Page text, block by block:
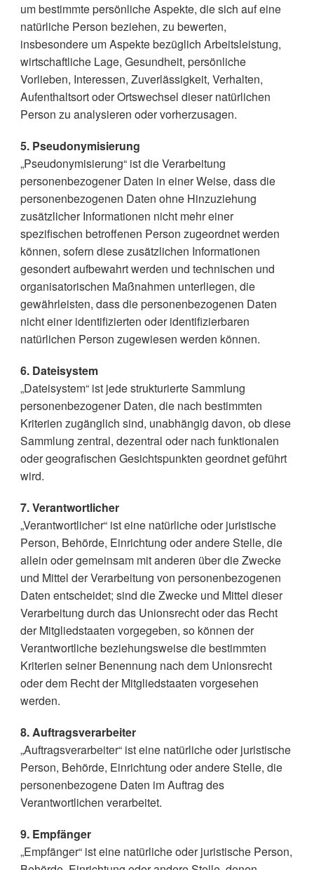
um bestimmte persönliche Aspekte, die sich auf eine
natürliche Person beziehen, zu bewerten,
insbesondere um Aspekte bezüglich Arbeitsleistung,
wirtschaftliche Lage, Gesundheit, persönliche
Vorlieben, Interessen, Zuverlässigkeit, Verhalten,
Aufenthaltsort oder Ortswechsel dieser natürlichen
Person zu analysieren oder vorherzusagen.
5. Pseudonymisierung
„Pseudonymisierung“ ist die Verarbeitung
personenbezogener Daten in einer Weise, dass die
personenbezogenen Daten ohne Hinzuziehung
zusätzlicher Informationen nicht mehr einer
spezifischen betroffenen Person zugeordnet werden
können, sofern diese zusätzlichen Informationen
gesondert aufbewahrt werden und technischen und
organisatorischen Maßnahmen unterliegen, die
gewährleisten, dass die personenbezogenen Daten
nicht einer identifizierten oder identifizierbaren
natürlichen Person zugewiesen werden können.
6. Dateisystem
„Dateisystem“ ist jede strukturierte Sammlung
personenbezogener Daten, die nach bestimmten
Kriterien zugänglich sind, unabhängig davon, ob diese
Sammlung zentral, dezentral oder nach funktionalen
oder geografischen Gesichtspunkten geordnet geführt
wird.
7. Verantwortlicher
„Verantwortlicher“ ist eine natürliche oder juristische
Person, Behörde, Einrichtung oder andere Stelle, die
allein oder gemeinsam mit anderen über die Zwecke
und Mittel der Verarbeitung von personenbezogenen
Daten entscheidet; sind die Zwecke und Mittel dieser
Verarbeitung durch das Unionsrecht oder das Recht
der Mitgliedstaaten vorgegeben, so können der
Verantwortliche beziehungsweise die bestimmten
Kriterien seiner Benennung nach dem Unionsrecht
oder dem Recht der Mitgliedstaaten vorgesehen
werden.
8. Auftragsverarbeiter
„Auftragsverarbeiter“ ist eine natürliche oder juristische
Person, Behörde, Einrichtung oder andere Stelle, die
personenbezogene Daten im Auftrag des
Verantwortlichen verarbeitet.
9. Empfänger
„Empfänger“ ist eine natürliche oder juristische Person,